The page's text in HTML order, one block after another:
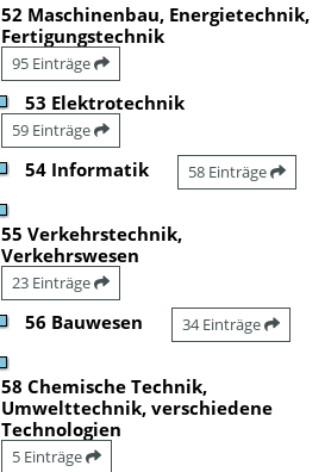
52 Maschinenbau, Energietechnik,
Fertigungstechnik
95 Einträge
53 Elektrotechnik
59 Einträge
54 Informatik 58 Einträge
55 Verkehrstechnik,
Verkehrswesen
23 Einträge
56 Bauwesen 34 Einträge
58 Chemische Technik,
Umwelttechnik, verschiedene
Technologien
5 Einträge